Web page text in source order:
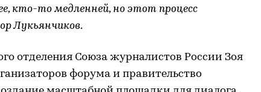
кто-то медленней, но этот процесс
Лукьянчиков.
отделения Союза журналистов России Зоя
форума и правительство